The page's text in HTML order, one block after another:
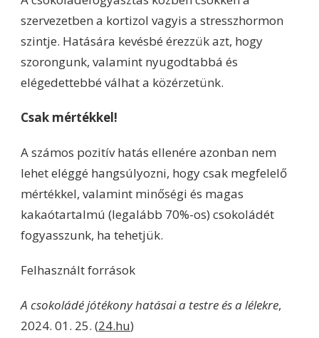
szervezetben a kortizol vagyis a stresszhormon
szintje. Hatására kevésbé érezzük azt, hogy
szorongunk, valamint nyugodtabbá és
elégedettebbé válhat a közérzetünk.
Csak mértékkel!
A számos pozitív hatás ellenére azonban nem
lehet eléggé hangsúlyozni, hogy csak megfelelő
mértékkel, valamint minőségi és magas
kakaótartalmú (legalább 70%-os) csokoládét
fogyasszunk, ha tehetjük.
Felhasznált források
A csokoládé jótékony hatásai a testre és a lélekre,
2024. 01. 25. (24.hu)